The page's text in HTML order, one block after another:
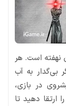
نهفته است. هر
بی‌گدار به آب
در بازی،
ارتقا دهید تا